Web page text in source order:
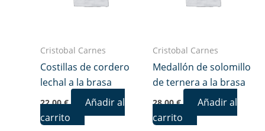
Cristobal Carnes
Costillas de cordero
lechal a la brasa
22,00€
Añadir al
carrito
Cristobal Carnes
Medallón de solomillo
de ternera a la brasa
28,00€
Añadir al
carrito